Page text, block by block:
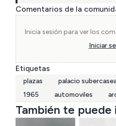
Comentarios de la
Inicia sesión para ver los
Iniciar
Etiquetas
plazas palacio
1965
automoviles
También te puede